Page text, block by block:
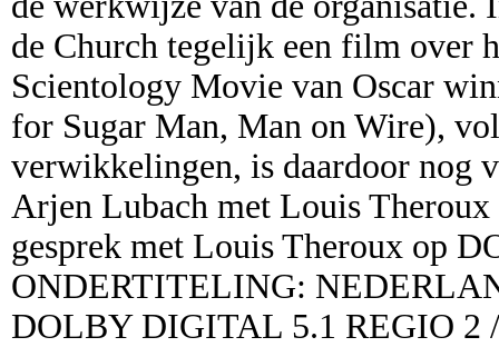
de Church tegelijk een film over
Scientology Movie van Oscar
for Sugar Man, Man on Wire),
verwikkelingen, is daardoor nog
Arjen Lubach met Louis
gesprek met Louis Theroux op
ONDERTITELING:
DOLBY DIGITAL 5.1 REGIO 2